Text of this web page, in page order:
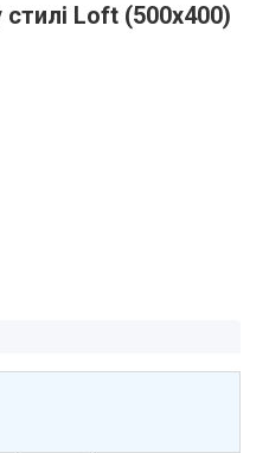
Loft (500х400)